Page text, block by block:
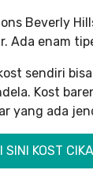
Beverly
Ada enam
sendiri
Kost
yang ada
SINI KOST